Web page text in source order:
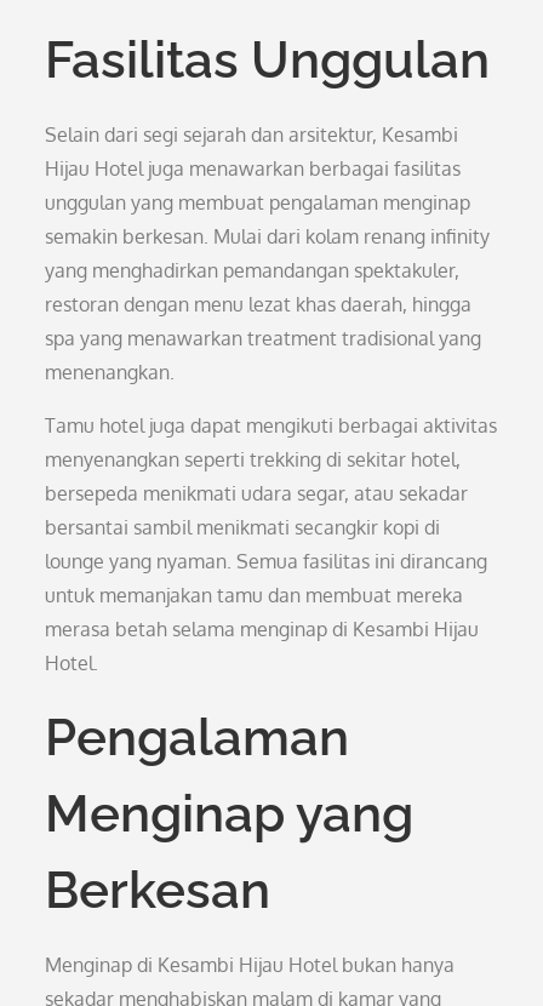
Fasilitas Unggulan
Selain dari segi sejarah dan arsitektur, Kesambi
Hijau Hotel juga menawarkan berbagai fasilitas
unggulan yang membuat pengalaman menginap
semakin berkesan. Mulai dari kolam renang infinity
yang menghadirkan pemandangan spektakuler,
restoran dengan menu lezat khas daerah, hingga
spa yang menawarkan treatment tradisional yang
menenangkan.
Tamu hotel juga dapat mengikuti berbagai aktivitas
menyenangkan seperti trekking di sekitar hotel,
bersepeda menikmati udara segar, atau sekadar
bersantai sambil menikmati secangkir kopi di
lounge yang nyaman. Semua fasilitas ini dirancang
untuk memanjakan tamu dan membuat mereka
merasa betah selama menginap di Kesambi Hijau
Hotel.
Pengalaman
Menginap yang
Berkesan
Menginap di Kesambi Hijau Hotel bukan hanya
sekadar menghabiskan malam di kamar yang